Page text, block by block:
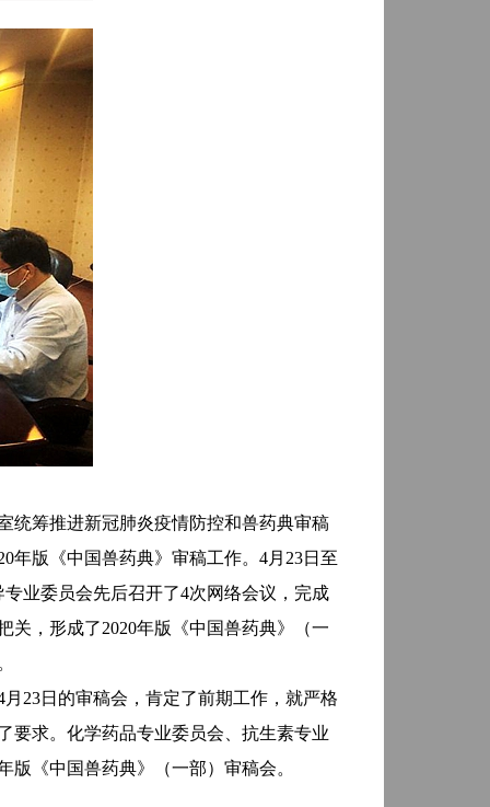
统筹推进新冠肺炎疫情防控和兽药典审稿
年版《中国兽药典》审稿工作。 4月 23日至
业委员会先后召开了4次网络会议，完成
关，形成了2020年版《中国兽药典》（一
月 23日的审稿会，肯定了前期工作，就严格
要求。化学药品专业委员会、抗生素专业
版《中国兽药典》（一部）审稿会。